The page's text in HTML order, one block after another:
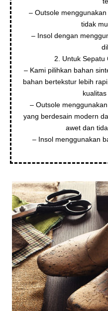
– Outsole
tidak
– Insol dengan
2. Untuk Sepatu
– Kami pilihkan bahan
bahan bertekstur lebih
kualitas
– Outsole
yang berdesain modern
awet dan
– Insol menggunakan